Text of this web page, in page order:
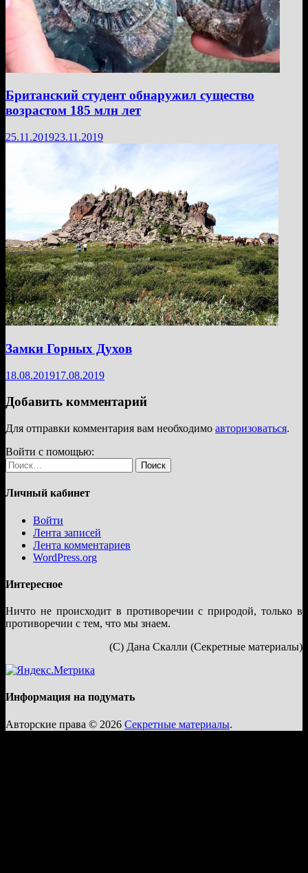
Британский студент обнаружил существо
возрастом 185 млн лет
25.11.201923.11.2019
Замки Горных Духов
18.08.201917.08.2019
Добавить комментарий
Для отправки комментария вам необходимо авторизоваться.
Войти с помощью:
Найти:
Личный кабинет
Войти
Лента записей
Лента комментариев
WordPress.org
Интересное
Ничто не происходит в противоречии с природой, только в
противоречии с тем, что мы знаем.
(С) Дана Скалли (Секретные материалы)
Информация на подумать
Авторские права © 2026 Секретные материалы.